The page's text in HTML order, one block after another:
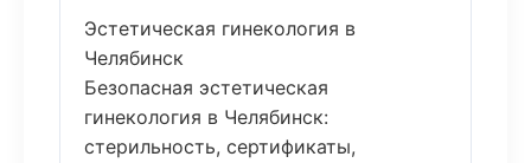
Эстетическая гинекология в
Челябинск
Безопасная эстетическая
гинекология в Челябинск:
стерильность, сертификаты,